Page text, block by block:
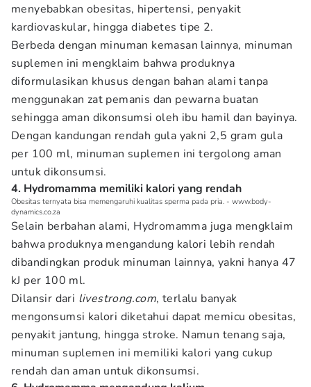
menyebabkan obesitas, hipertensi, penyakit
kardiovaskular, hingga diabetes tipe 2.
Berbeda dengan minuman kemasan lainnya, minuman
suplemen ini mengklaim bahwa produknya
diformulasikan khusus dengan bahan alami tanpa
menggunakan zat pemanis dan pewarna buatan
sehingga aman dikonsumsi oleh ibu hamil dan bayinya.
Dengan kandungan rendah gula yakni 2,5 gram gula
per 100 ml, minuman suplemen ini tergolong aman
untuk dikonsumsi.
4. Hydromamma memiliki kalori yang rendah
Obesitas ternyata bisa memengaruhi kualitas sperma pada pria. - www.body-
dynamics.co.za
Selain berbahan alami, Hydromamma juga mengklaim
bahwa produknya mengandung kalori lebih rendah
dibandingkan produk minuman lainnya, yakni hanya 47
kJ per 100 ml.
Dilansir dari livestrong.com, terlalu banyak
mengonsumsi kalori diketahui dapat memicu obesitas,
penyakit jantung, hingga stroke. Namun tenang saja,
minuman suplemen ini memiliki kalori yang cukup
rendah dan aman untuk dikonsumsi.